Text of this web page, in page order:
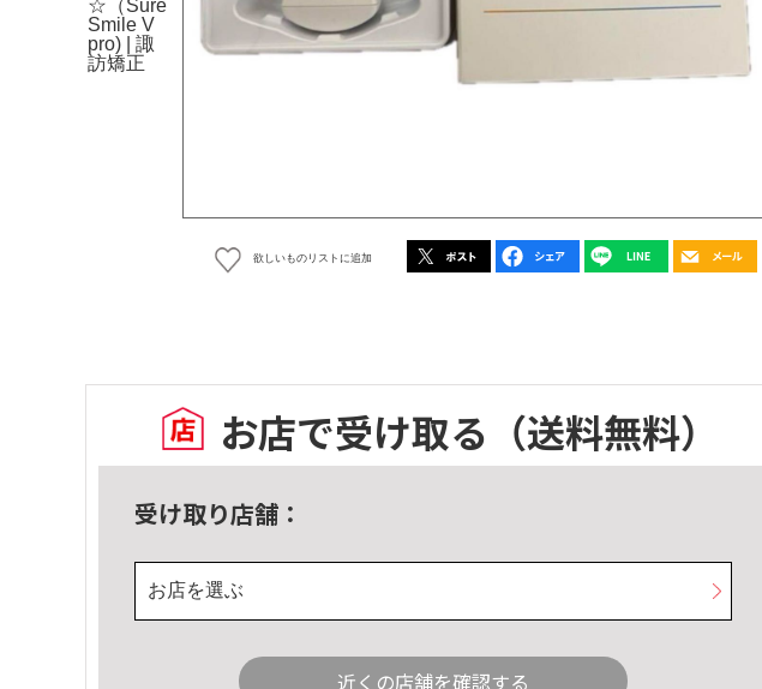
欲しいものリストに追加
お店で受け取る （送料無料）
受け取り店舗：
お店を選ぶ
近くの店舗を確認する